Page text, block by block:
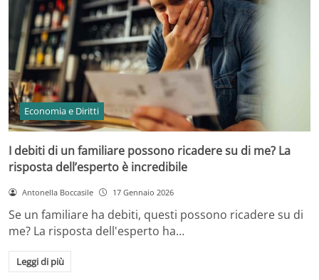
Economia e Diritti
I debiti di un familiare possono ricadere su di me? La
risposta dell’esperto è incredibile
Antonella Boccasile 17 Gennaio 2026
Se un familiare ha debiti, questi possono ricadere su di
me? La risposta dell'esperto ha…
Leggi di più